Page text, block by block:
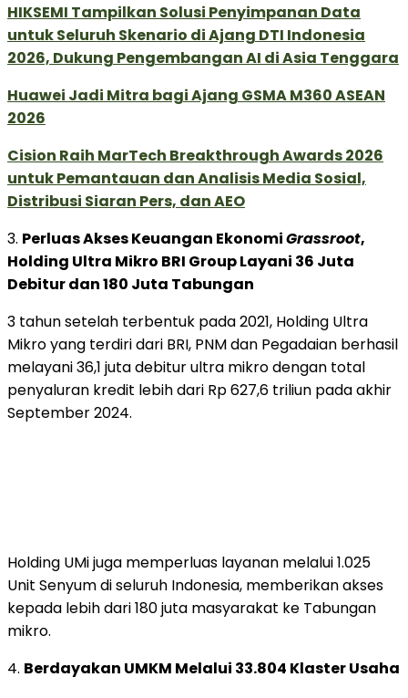
HIKSEMI Tampilkan Solusi Penyimpanan Data
untuk Seluruh Skenario di Ajang DTI Indonesia
2026, Dukung Pengembangan AI di Asia Tenggara
Huawei Jadi Mitra bagi Ajang GSMA M360 ASEAN
2026
Cision Raih MarTech Breakthrough Awards 2026
untuk Pemantauan dan Analisis Media Sosial,
Distribusi Siaran Pers, dan AEO
3. Perluas Akses Keuangan EkonomiGrassroot,
Holding Ultra Mikro BRI Group Layani 36 Juta
Debitur dan 180 Juta Tabungan
3 tahun setelah terbentuk pada 2021, Holding Ultra
Mikro yang terdiri dari BRI, PNM dan Pegadaian berhasil
melayani 36,1 juta debitur ultra mikro dengan total
penyaluran kredit lebih dari Rp 627,6 triliun pada akhir
September 2024.
Holding UMi juga memperluas layanan melalui 1.025
Unit Senyum di seluruh Indonesia, memberikan akses
kepada lebih dari 180 juta masyarakat ke Tabungan
mikro.
4. Berdayakan UMKM Melalui 33.804 Klaster Usaha